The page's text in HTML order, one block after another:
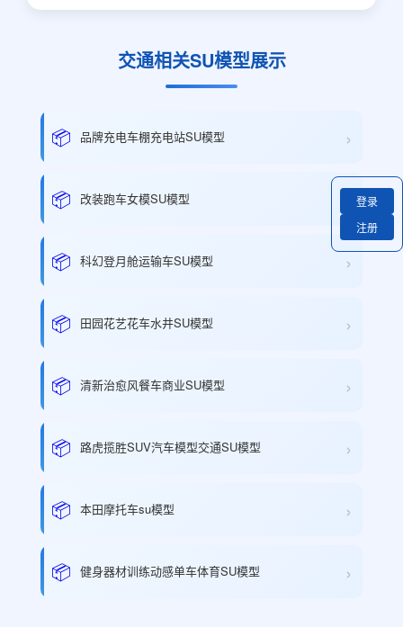
交通相关SU模型展示
📦 品牌充电车棚充电站SU模型 ›
📦 改装跑车女模SU模型
📦 科幻登月舱运输车SU模型 ›
📦 田园花艺花车水井SU模型 ›
📦 清新治愈风餐车商业SU模型 ›
📦 路虎揽胜SUV汽车模型交通SU模型 ›
📦 本田摩托车su模型 ›
📦 健身器材训练动感单车体育SU模型 ›
登录
注册